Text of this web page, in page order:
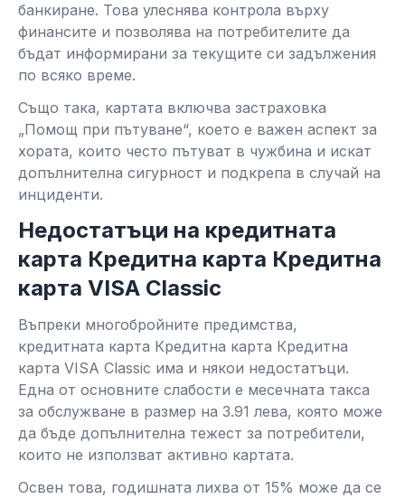
банкиране. Това улеснява контрола върху
финансите и позволява на потребителите да
бъдат информирани за текущите си задължения
по всяко време.
Също така, картата включва застраховка
„Помощ при пътуване“, което е важен аспект за
хората, които често пътуват в чужбина и искат
допълнителна сигурност и подкрепа в случай на
инциденти.
Недостатъци на кредитната
карта Кредитна карта Кредитна
карта VISA Classic
Въпреки многобройните предимства,
кредитната карта Кредитна карта Кредитна
карта VISA Classic има и някои недостатъци.
Една от основните слабости е месечната такса
за обслужване в размер на 3.91 лева, която може
да бъде допълнителна тежест за потребители,
които не използват активно картата.
Освен това, годишната лихва от 15% може да се